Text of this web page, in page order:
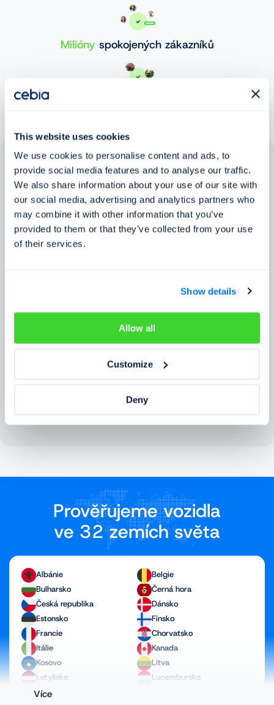
This website uses cookies
We use cookies to personalise content and ads, to
provide social media features and to analyse our traffic.
We also share information about your use of our site with
our social media, advertising and analytics partners who
may combine it with other information that you’ve
provided to them or that they’ve collected from your use
of their services.
Show details
Allow all
Customize
Deny
Milióny spokojených zákazníků
Zkušenosti zákazníků
Zjistěte, co o našem prověření říkají lidé
Prověřujeme vozidla
ve 32 zemích světa
Albánie
Belgie
Bulharsko
Černá hora
Česká republika
Dánsko
Estonsko
Finsko
Francie
Chorvatsko
Itálie
Kanada
Kosovo
Litva
Lotyšsko
Lucembursko
Maďarsko
Více